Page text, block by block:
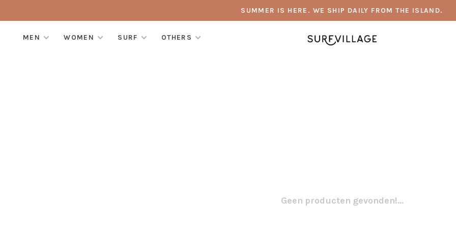
SUMMER IS HERE. WE SHIP DAILY FROM THE ISLAND.
MEN WOMEN SURF OTHERS
Geen producten gevonden!...